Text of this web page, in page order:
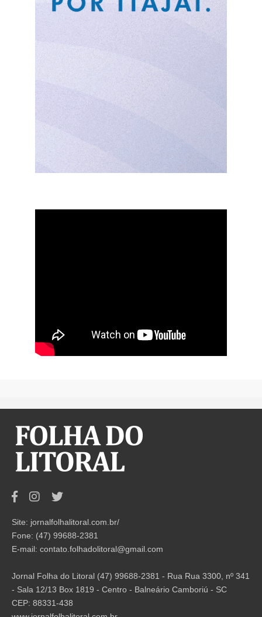
Site: jornalfolhalitoral.com.br/
Fone: (47) 99688-2381
E-mail: contato.folhadolitoral@gmail.com
Jornal Folha do Litoral (47) 99688-2381 - Rua Rua 3300, nº 341
- Sala 12/13 Box 1819 - Centro - Balneário Camboriú - SC
CEP: 88331-438